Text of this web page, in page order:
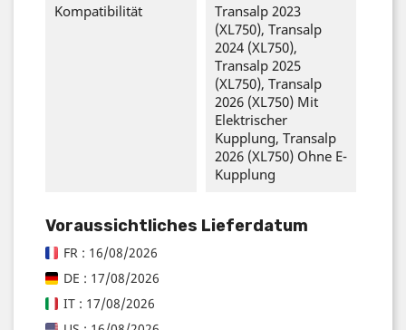
Kompatibilität
Transalp 2023
(XL750), Transalp
2024 (XL750),
Transalp 2025
(XL750), Transalp
2026 (XL750) Mit
Elektrischer
Kupplung, Transalp
2026 (XL750) Ohne E-
Kupplung
Voraussichtliches Lieferdatum
FR : 16/08/2026
DE : 17/08/2026
IT : 17/08/2026